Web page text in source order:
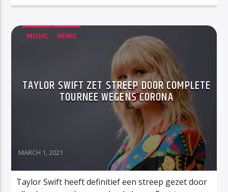
MUSIC NEWS
TAYLOR SWIFT ZET STREEP DOOR COMPLETE
TOURNEE WEGENS CORONA
MARCH 1, 2021
Taylor Swift heeft definitief een streep gezet door